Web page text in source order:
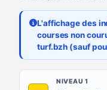
L'affichage des
courses non
turf.bzh (sauf
NIVEAU 1